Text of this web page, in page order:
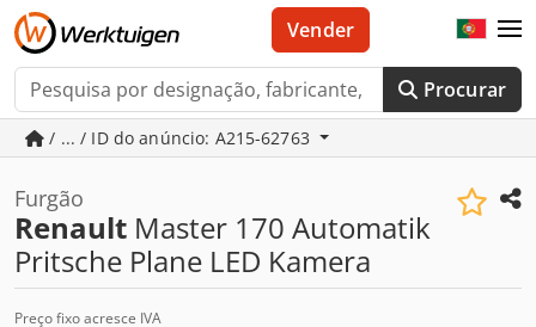
Procurar
Vender
/ ... / ID do anúncio: A215-62763
Furgão
Renault Master 170 Automatik
Pritsche Plane LED Kamera
Preço fixo acresce IVA